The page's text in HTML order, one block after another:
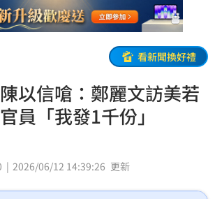
看新聞換好禮
以信嗆：鄭麗文訪美若
員「我發1千份」
2026/06/12 14:39:26 更新